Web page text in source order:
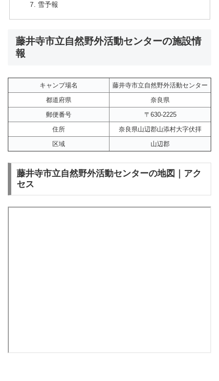
雪予報
藤井寺市立自然野外活動センターの施設情
報
キャンプ場名
藤井寺市立自然野外活動センター
都道府県
奈良県
郵便番号
〒630-2225
住所
奈良県山辺郡山添村大字伏拝
区域
山辺郡
藤井寺市立自然野外活動センターの地図｜アク
セス